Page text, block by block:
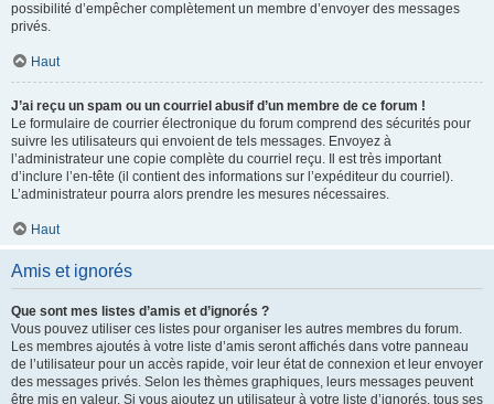
possibilité d’empêcher complètement un membre d’envoyer des messages
privés.
Haut
J’ai reçu un spam ou un courriel abusif d’un membre de ce forum !
Le formulaire de courrier électronique du forum comprend des sécurités pour
suivre les utilisateurs qui envoient de tels messages. Envoyez à
l’administrateur une copie complète du courriel reçu. Il est très important
d’inclure l’en-tête (il contient des informations sur l’expéditeur du courriel).
L’administrateur pourra alors prendre les mesures nécessaires.
Haut
Amis et ignorés
Que sont mes listes d’amis et d’ignorés ?
Vous pouvez utiliser ces listes pour organiser les autres membres du forum.
Les membres ajoutés à votre liste d’amis seront affichés dans votre panneau
de l’utilisateur pour un accès rapide, voir leur état de connexion et leur envoyer
des messages privés. Selon les thèmes graphiques, leurs messages peuvent
être mis en valeur. Si vous ajoutez un utilisateur à votre liste d’ignorés, tous ses